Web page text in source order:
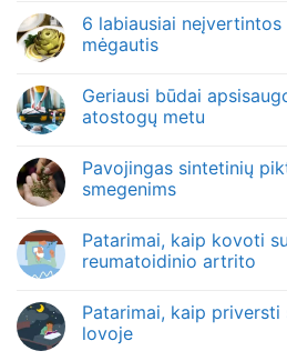
6 labiausiai
mėgautis
Geriausi būdai
atostogų metu
Pavojingas sintetinių
smegenims
Patarimai, kaip kovoti
reumatoidinio artrito
Patarimai, kaip
lovoje